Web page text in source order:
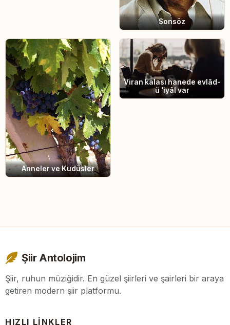
Sonsöz
Anneler ve Kudüsler
Viran kalası hanede evlâd-
ü ‘iyâl var
Şiir Antolojim
Şiir, ruhun müziğidir. En güzel şiirleri ve şairleri bir araya
getiren modern şiir platformu.
HIZLI LINKLER